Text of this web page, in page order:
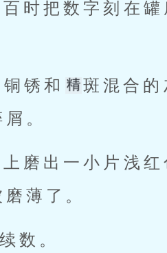
时把数字刻在罐
锈和
斑混合的
。
磨出一小片浅红
薄了。
数。